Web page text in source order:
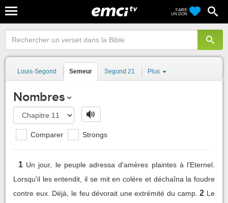
FAIRE
UN DON
Louis-Segond Semeur Segond 21 Plus
Nombres
Comparer Strongs
1 Un jour, le peuple adressa d'amères plaintes à l'Eternel.
Lorsqu'il les entendit, il se mit en colère et déchaîna la foudre
contre eux. Déjà, le feu dévorait une extrémité du camp. 2 Le